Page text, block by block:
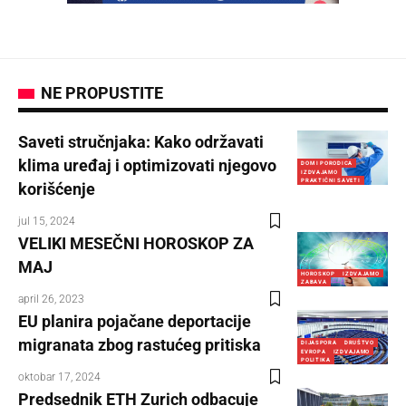
NE PROPUSTITE
DOM I PORODICA
IZDVAJAMO
PRAKTIČNI SAVETI
Saveti stručnjaka: Kako održavati
klima uređaj i optimizovati njegovo
korišćenje
jul 15, 2024
HOROSKOP
IZDVAJAMO
ZABAVA
VELIKI MESEČNI HOROSKOP ZA
MAJ
april 26, 2023
DIJASPORA
DRUŠTVO
EVROPA
IZDVAJAMO
POLITIKA
EU planira pojačane deportacije
migranata zbog rastućeg pritiska
oktobar 17, 2024
Predsednik ETH Zurich odbacuje